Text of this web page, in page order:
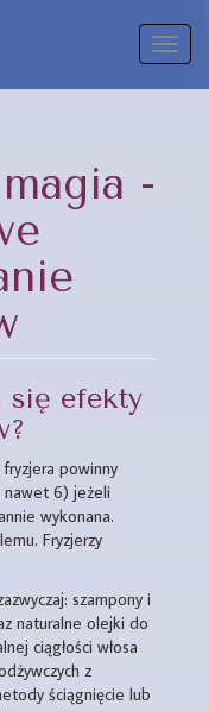
-
się efekty
fryzjera powinny
nawet 6) jeżeli
wykonana.
Fryzjerzy
szampony i
naturalne olejki do
ciągłości włosa
z
ściągnięcie lub